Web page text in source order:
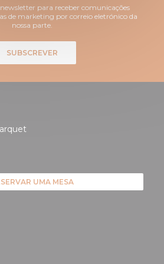
para receber comunicações
de marketing por correio eletrónico da
nossa parte.
SUBSCREVER
nova janela))
UMA MESA
nova janela))
numa nova janela))
((abre numa nova janela))